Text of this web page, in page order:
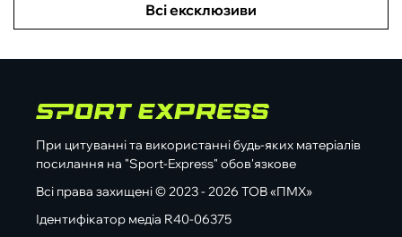
Всі ексклюзиви
При цитуванні та використанні будь-яких матеріалів
посилання на "Sport-Express" обов'язкове
Всі права захищені © 2023 - 2026 ТОВ «ПМХ»
Ідентифікатор медіа R40-06375